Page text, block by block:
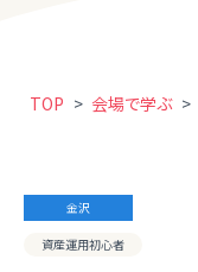
TOP > 会場で学ぶ >
金沢
資産運用初心者